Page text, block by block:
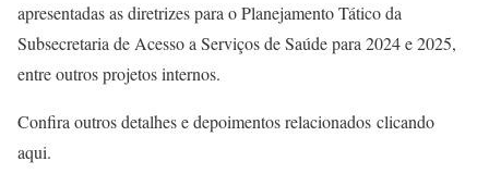
apresentadas as diretrizes para o Planejamento Tático da
Subsecretaria de Acesso a Serviços de Saúde para 2024 e 2025,
entre outros projetos internos.
Confira outros detalhes e depoimentos relacionados clicando
aqui.